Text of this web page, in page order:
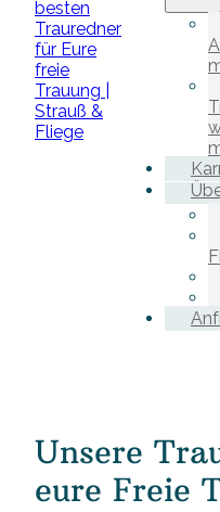
Unsere
eure Freie